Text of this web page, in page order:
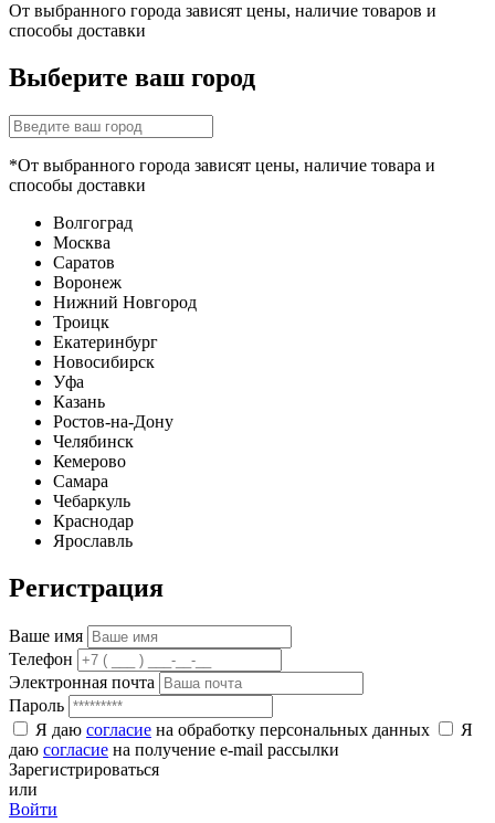
От выбранного города зависят цены, наличие товаров и
способы доставки
Выберите ваш город
*От выбранного города зависят цены, наличие товара и
способы доставки
Волгоград
Москва
Саратов
Воронеж
Нижний Новгород
Троицк
Екатеринбург
Новосибирск
Уфа
Казань
Ростов-на-Дону
Челябинск
Кемерово
Самара
Чебаркуль
Краснодар
Ярославль
Регистрация
Ваше имя
Телефон
Электронная почта
Пароль
Я даю согласие на обработку персональных данных
Я
даю согласие на получение e-mail рассылки
Зарегистрироваться
или
Войти